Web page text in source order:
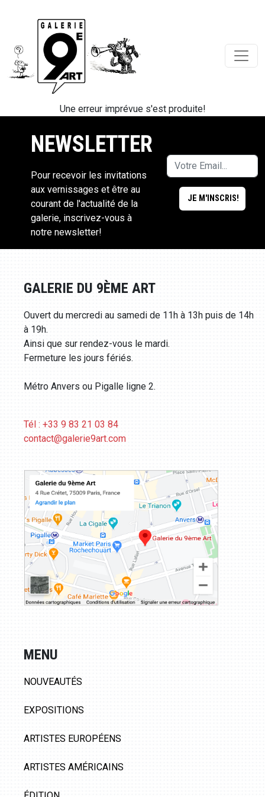
Une erreur imprévue s'est produite!
NEWSLETTER
Pour recevoir les invitations
aux vernissages et être au
courant de l'actualité de la
galerie, inscrivez-vous à
notre newsletter!
GALERIE DU 9ÈME ART
Ouvert du mercredi au samedi de 11h à 13h puis de 14h
à 19h.
Ainsi que sur rendez-vous le mardi.
Fermeture les jours fériés.
Métro Anvers ou Pigalle ligne 2.
Tél : +33 9 83 21 03 84
contact@galerie9art.com
MENU
NOUVEAUTÉS
EXPOSITIONS
ARTISTES EUROPÉENS
ARTISTES AMÉRICAINS